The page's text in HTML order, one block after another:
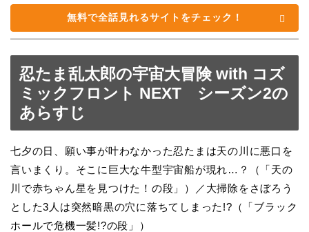
無料で全話見れるサイトをチェック！
忍たま乱太郎の宇宙大冒険 with コズ
ミックフロント NEXT シーズン2の
あらすじ
七夕の日、願い事が叶わなかった忍たまは天の川に悪口を
言いまくり。そこに巨大な牛型宇宙船が現れ…？（「天の
川で赤ちゃん星を見つけた！の段」）／大掃除をさぼろう
とした3人は突然暗黒の穴に落ちてしまった!?（「ブラック
ホールで危機一髪!?の段」）